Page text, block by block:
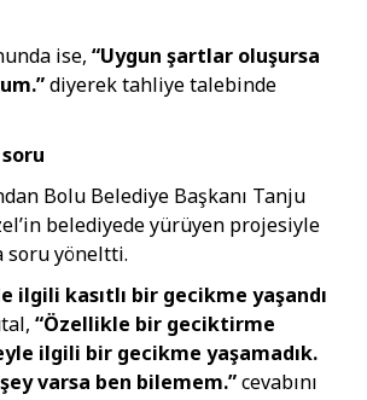
ise, “Uygun şartlar oluşursa
diyerek tahliye talebinde
Bolu Belediye Başkanı Tanju
belediyede yürüyen projesiyle
soru yöneltti.
ilgili kasıtlı bir gecikme yaşandı
“Özellikle bir geciktirme
ilgili bir gecikme yaşamadık.
varsa ben bilemem.”cevabını